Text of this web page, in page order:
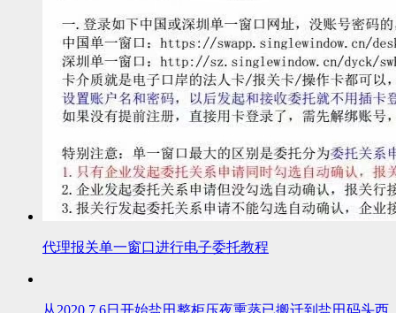
代理报关单一窗口进行电子委托教程
从2020.7.6日开始盐田整柜压夜熏蒸已搬迁到盐田码头西